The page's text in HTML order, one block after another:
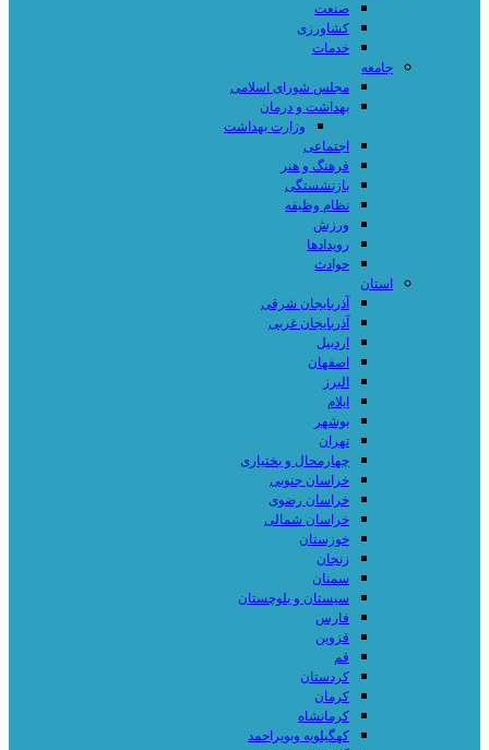
صنعت
کشاورزی
خدمات
جامعه
مجلس شورای اسلامی
بهداشت و درمان
وزارت بهداشت
اجتماعی
فرهنگ و هنر
بازنشستگی
نظام وظیفه
ورزش
رویدادها
حوادث
استان
آذربایجان شرقی
آذربایجان غربی
اردبیل
اصفهان
البرز
ایلام
بوشهر
تهران
چهارمحال و بختیاری
خراسان جنوبی
خراسان رضوی
خراسان شمالی
خوزستان
زنجان
سمنان
سیستان و بلوچستان
فارس
قزوین
قم
کردستان
کرمان
کرمانشاه
کهگیلویه وبویراحمد